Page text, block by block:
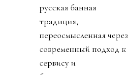
русская банная
традиция,
переосмысленная через
современный подход к
сервису и